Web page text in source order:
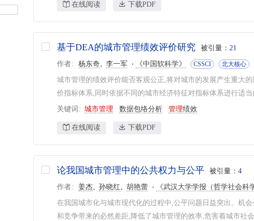
2 在线阅读 下载PDF
基于DEA的城市管理绩效评价研究 被引量： 21
作者 杨东奇 李一军 《中国软科学》 CSSCI 北大核心
城市管理的绩效评价能否客观公正,将对城市的发展产生重大
价指标体系,同时依据不同的城市经济特征对指标体系进行适
关键词 城市管理 数据包络分析 管理绩效
在线阅读 下载PDF
论我国城市管理中的公共权力与公平 被引量： 4
作者 姜杰 孙晓红 胡艳蕾 《武汉大学学报（哲学社会科
在我国城市化与城市现代化的过程中,公平问题日益突出。机
和竞争带来的必然差距,降低了城市管理的效率,危害着城市社